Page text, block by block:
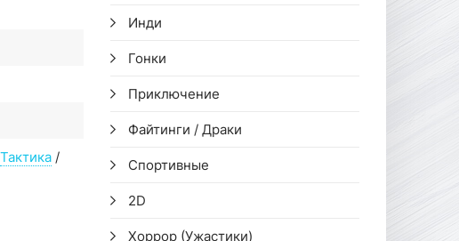
Тактика /
Инди
Гонки
Приключение
Файтинги / Драки
Спортивные
2D
Хоррор (Ужастики)